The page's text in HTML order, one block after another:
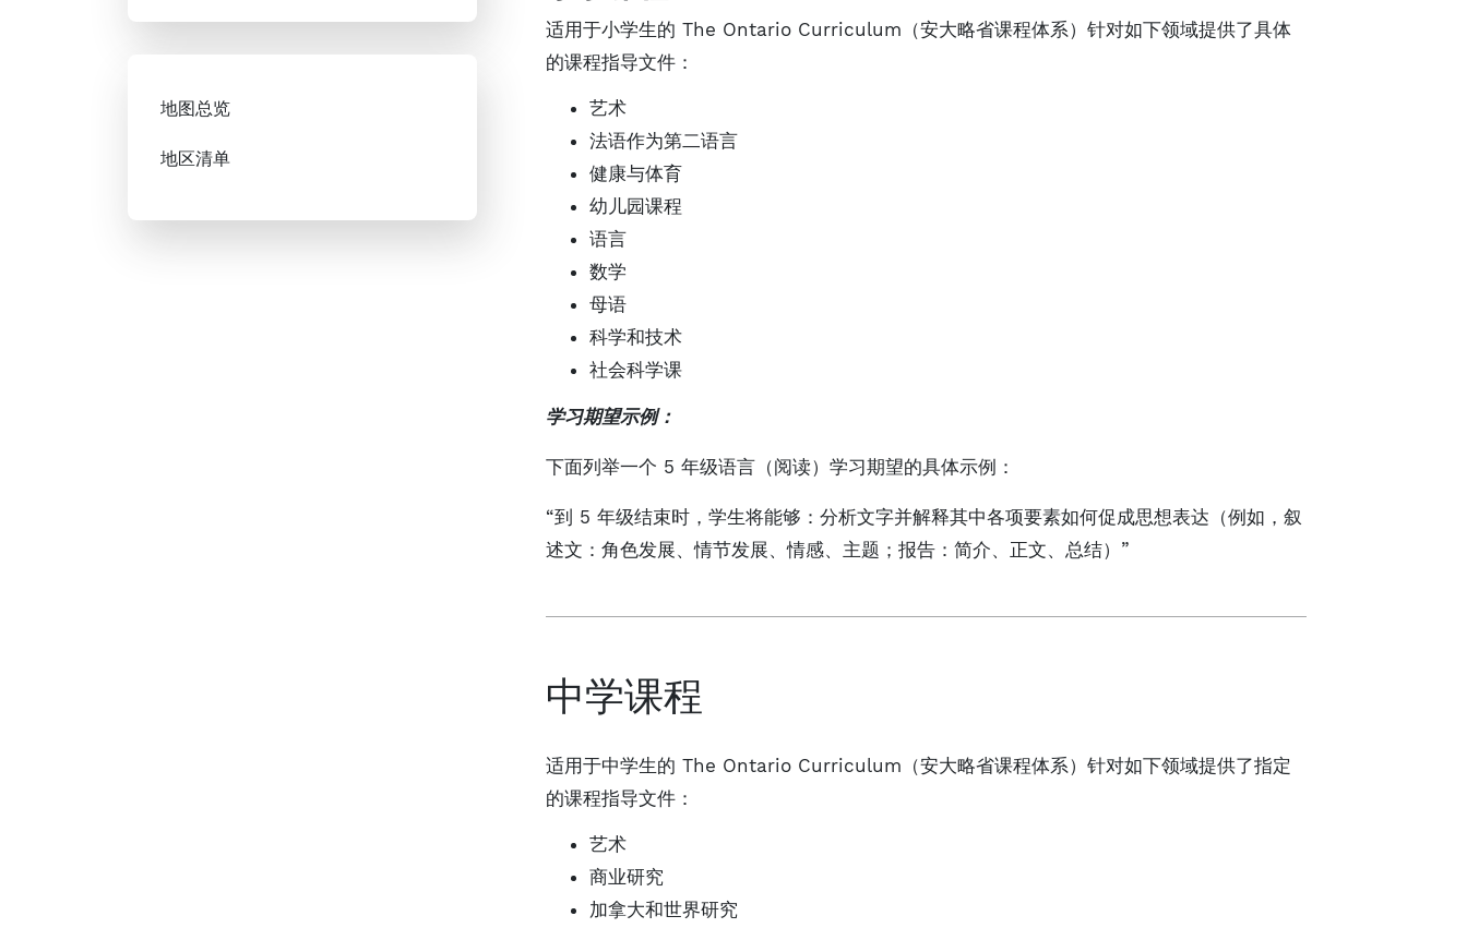
地图总览
地区清单
适用于小学生的 The Ontario Curriculum（安大略省课程体系）针对如下领域提供了具体
的课程指导文件：
艺术
法语作为第二语言
健康与体育
幼儿园课程
语言
数学
母语
科学和技术
社会科学课
学习期望示例：
下面列举一个 5 年级语言（阅读）学习期望的具体示例：
“到 5 年级结束时，学生将能够：分析文字并解释其中各项要素如何促成思想表达（例如，叙
述文：角色发展、情节发展、情感、主题；报告：简介、正文、总结）”
中学课程
适用于中学生的 The Ontario Curriculum（安大略省课程体系）针对如下领域提供了指定
的课程指导文件：
艺术
商业研究
加拿大和世界研究